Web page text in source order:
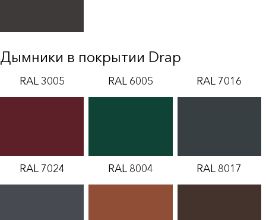
Дымники в покрытии Drap
RAL 3005 RAL 6005 RAL 7016
RAL 7024 RAL 8004 RAL 8017